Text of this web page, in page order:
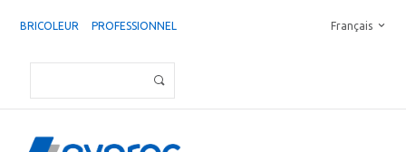
BRICOLEUR PROFESSIONNEL Français